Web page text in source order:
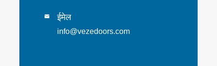
 ईमेल
info@vezedoors.com